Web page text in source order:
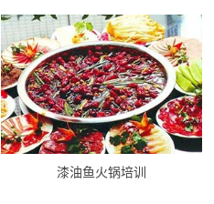
漆油鱼火锅培训